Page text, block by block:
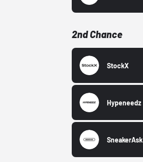
2nd Chance
StockX
Hypeneedz
SneakerAsk